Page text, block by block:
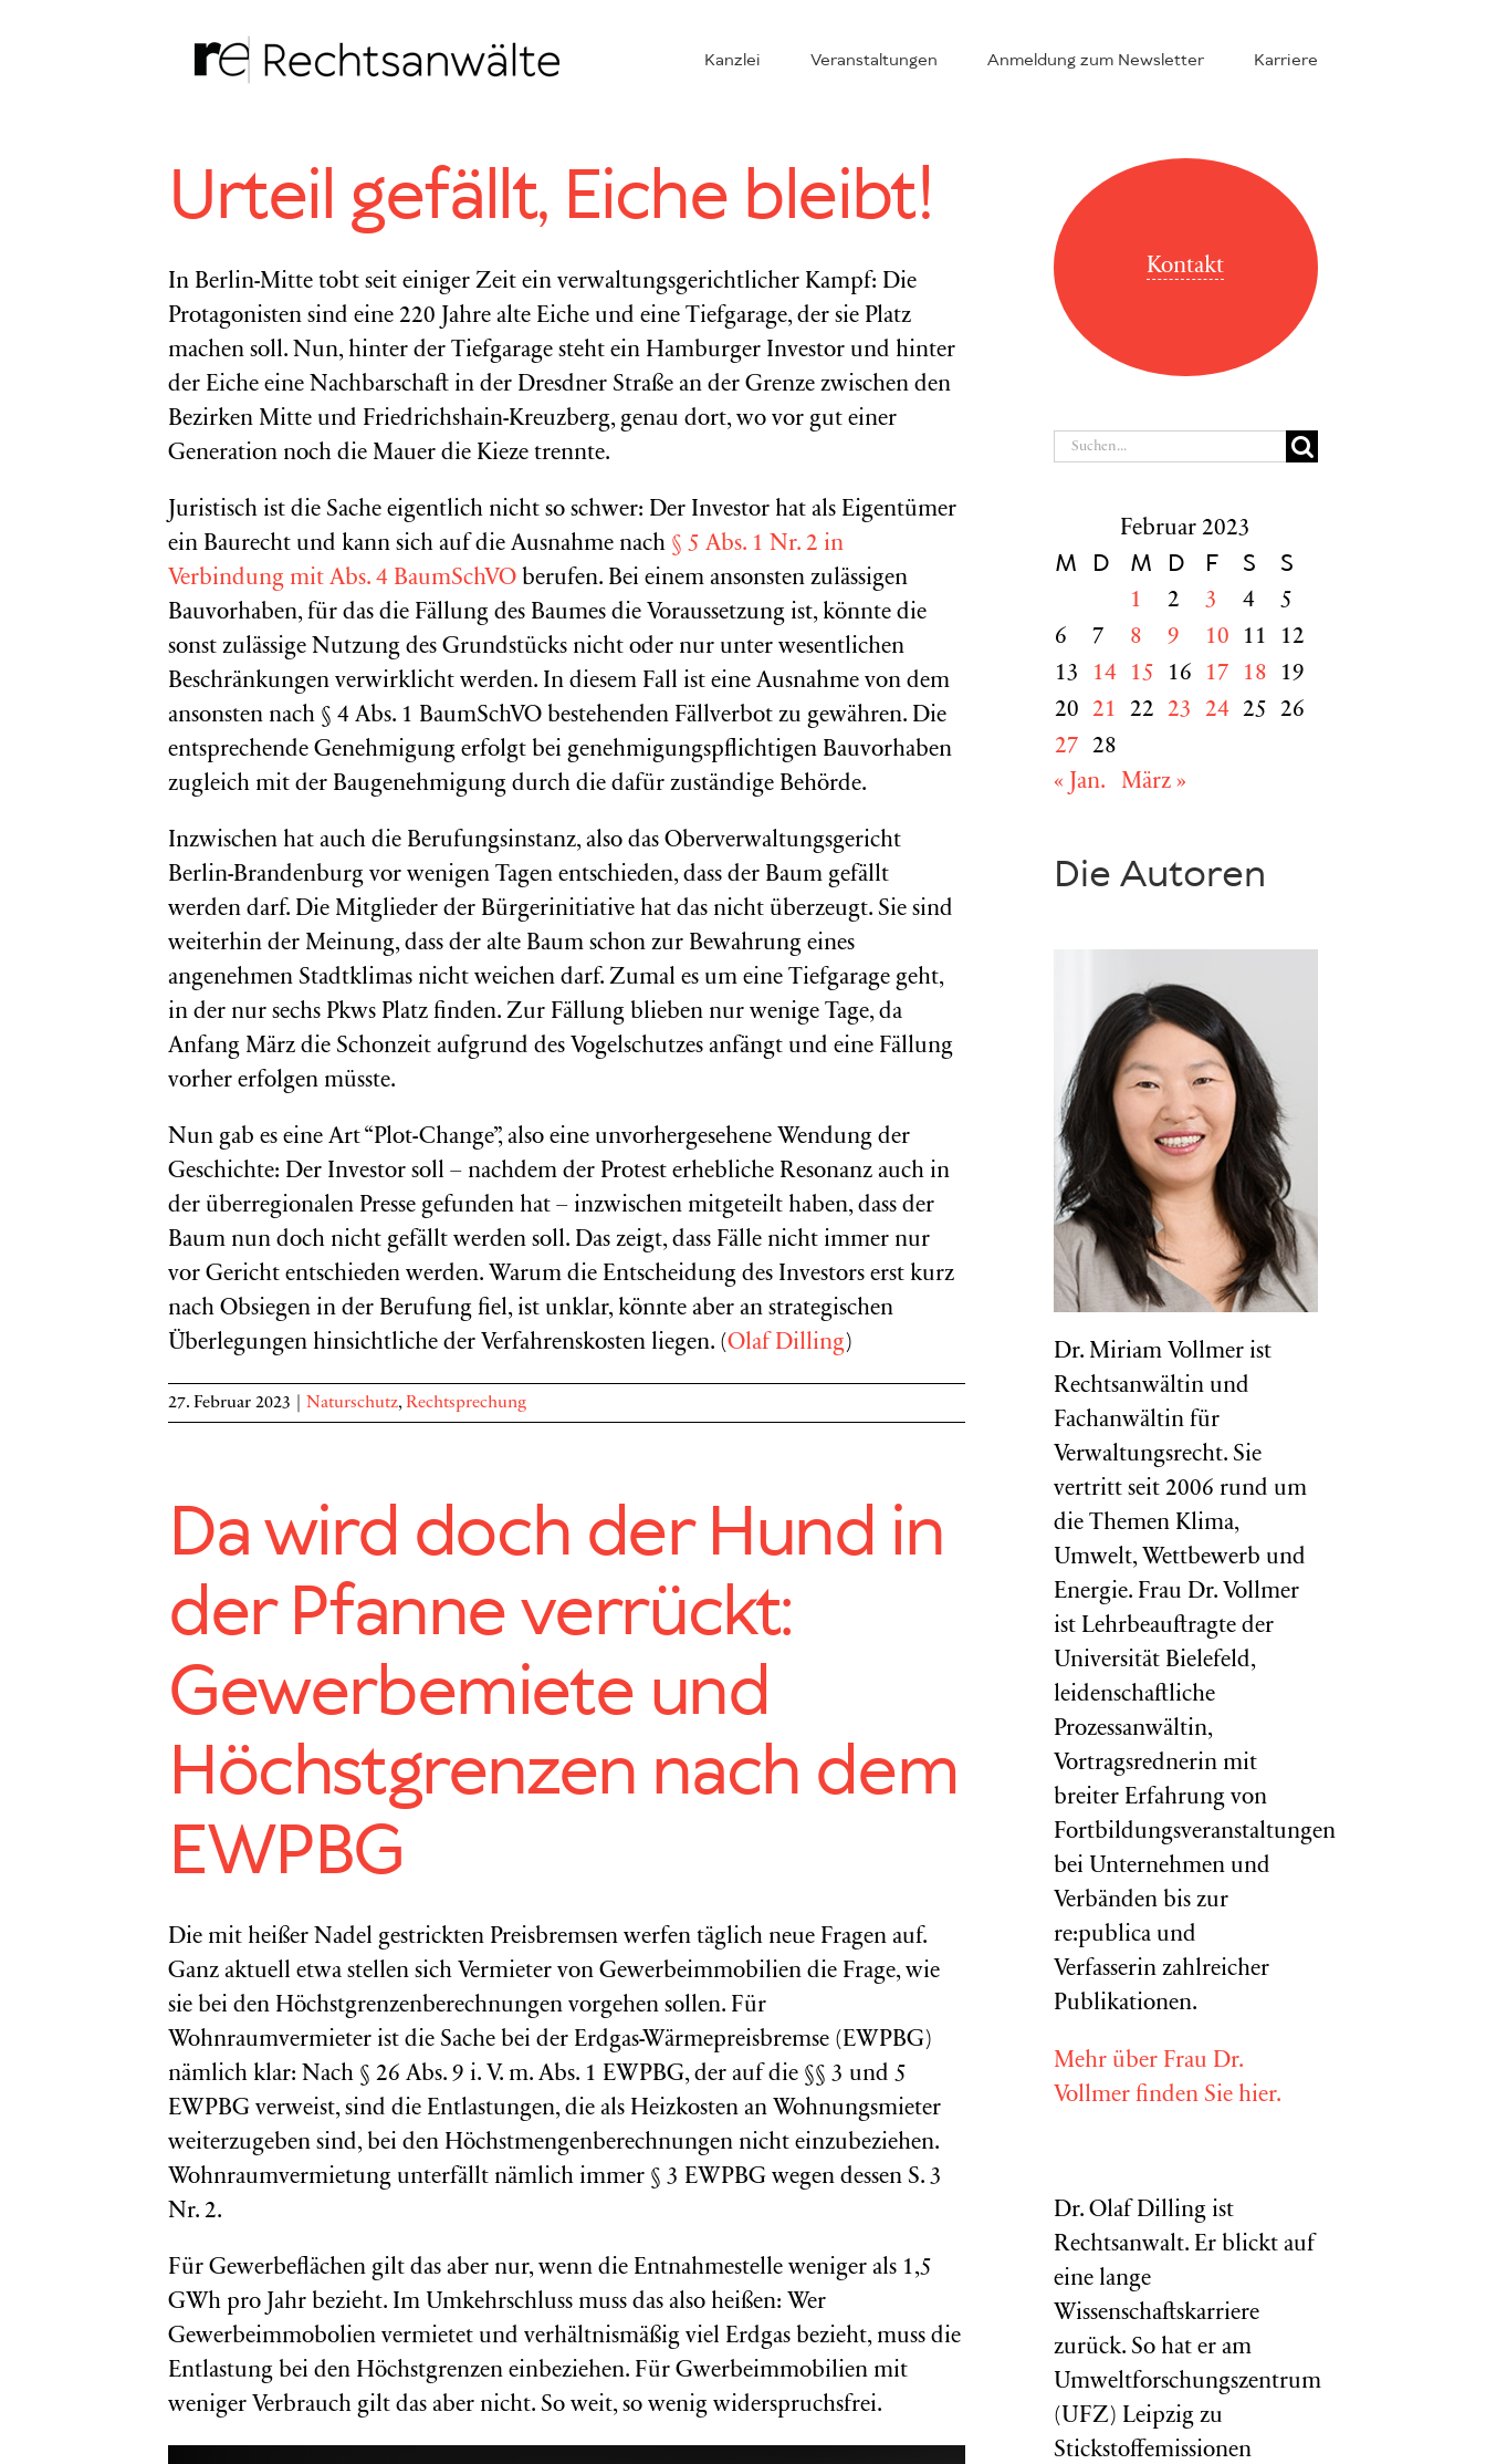
Kanzlei Veranstaltungen Anmeldung zum Newsletter Karriere
Urteil gefällt, Eiche bleibt!
In Berlin-Mitte tobt seit einiger Zeit ein verwaltungsgerichtlicher Kampf: Die
Protagonisten sind eine 220 Jahre alte Eiche und eine Tiefgarage, der sie Platz
machen soll. Nun, hinter der Tiefgarage steht ein Hamburger Investor und hinter
der Eiche eine Nachbarschaft in der Dresdner Straße an der Grenze zwischen den
Bezirken Mitte und Friedrichshain-Kreuzberg, genau dort, wo vor gut einer
Generation noch die Mauer die Kieze trennte.
Juristisch ist die Sache eigentlich nicht so schwer: Der Investor hat als Eigentümer
ein Baurecht und kann sich auf die Ausnahme nach § 5 Abs. 1 Nr. 2 in
Verbindung mit Abs. 4 BaumSchVO berufen. Bei einem ansonsten zulässigen
Bauvorhaben, für das die Fällung des Baumes die Voraussetzung ist, könnte die
sonst zulässige Nutzung des Grundstücks nicht oder nur unter wesentlichen
Beschränkungen verwirklicht werden. In diesem Fall ist eine Ausnahme von dem
ansonsten nach § 4 Abs. 1 BaumSchVO bestehenden Fällverbot zu gewähren. Die
entsprechende Genehmigung erfolgt bei genehmigungspflichtigen Bauvorhaben
zugleich mit der Baugenehmigung durch die dafür zuständige Behörde.
Inzwischen hat auch die Berufungsinstanz, also das Oberverwaltungsgericht
Berlin-Brandenburg vor wenigen Tagen entschieden, dass der Baum gefällt
werden darf. Die Mitglieder der Bürgerinitiative hat das nicht überzeugt. Sie sind
weiterhin der Meinung, dass der alte Baum schon zur Bewahrung eines
angenehmen Stadtklimas nicht weichen darf. Zumal es um eine Tiefgarage geht,
in der nur sechs Pkws Platz finden. Zur Fällung blieben nur wenige Tage, da
Anfang März die Schonzeit aufgrund des Vogelschutzes anfängt und eine Fällung
vorher erfolgen müsste.
Nun gab es eine Art “Plot-Change”, also eine unvorhergesehene Wendung der
Geschichte: Der Investor soll – nachdem der Protest erhebliche Resonanz auch in
der überregionalen Presse gefunden hat – inzwischen mitgeteilt haben, dass der
Baum nun doch nicht gefällt werden soll. Das zeigt, dass Fälle nicht immer nur
vor Gericht entschieden werden. Warum die Entscheidung des Investors erst kurz
nach Obsiegen in der Berufung fiel, ist unklar, könnte aber an strategischen
Überlegungen hinsichtliche der Verfahrenskosten liegen. (Olaf Dilling)
27. Februar 2023 Naturschutz, Rechtsprechung
Da wird doch der Hund in
der Pfanne verrückt:
Gewerbemiete und
Höchstgrenzen nach dem
EWPBG
Die mit heißer Nadel gestrickten Preisbremsen werfen täglich neue Fragen auf.
Ganz aktuell etwa stellen sich Vermieter von Gewerbeimmobilien die Frage, wie
sie bei den Höchstgrenzenberechnungen vorgehen sollen. Für
Wohnraumvermieter ist die Sache bei der Erdgas-Wärmepreisbremse (EWPBG)
nämlich klar: Nach § 26 Abs. 9 i. V. m. Abs. 1 EWPBG, der auf die §§ 3 und 5
EWPBG verweist, sind die Entlastungen, die als Heizkosten an Wohnungsmieter
weiterzugeben sind, bei den Höchstmengenberechnungen nicht einzubeziehen.
Wohnraumvermietung unterfällt nämlich immer § 3 EWPBG wegen dessen S. 3
Nr. 2.
Für Gewerbeflächen gilt das aber nur, wenn die Entnahmestelle weniger als 1,5
GWh pro Jahr bezieht. Im Umkehrschluss muss das also heißen: Wer
Gewerbeimmobolien vermietet und verhältnismäßig viel Erdgas bezieht, muss die
Entlastung bei den Höchstgrenzen einbeziehen. Für Gwerbeimmobilien mit
weniger Verbrauch gilt das aber nicht. So weit, so wenig widerspruchsfrei.
Kontakt
Suche
Februar 2023
M D M D F S S
1 2 3 4
5
6
7 8 9 10 11
12
13
14 15 16 17 18
19
20
21 22 23 24 25
26
27
28
« Jan.
März »
Die Autoren
Dr. Miriam Vollmer ist
Rechtsanwältin und
Fachanwältin für
Verwaltungsrecht. Sie
vertritt seit 2006 rund um
die Themen Klima,
Umwelt, Wettbewerb und
Energie. Frau Dr. Vollmer
ist Lehrbeauftragte der
Universität Bielefeld,
leidenschaftliche
Prozessanwältin,
Vortragsrednerin mit
breiter Erfahrung von
Fortbildungsveranstaltungen
bei Unternehmen und
Verbänden bis zur
re:publica und
Verfasserin zahlreicher
Publikationen.
Mehr über Frau Dr.
Vollmer finden Sie hier.
Dr. Olaf Dilling ist
Rechtsanwalt. Er blickt auf
eine lange
Wissenschaftskarriere
zurück. So hat er am
Umweltforschungszentrum
(UFZ) Leipzig zu
Stickstoffemissionen